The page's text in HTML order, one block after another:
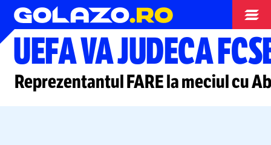
Europa League
UEFA VA JUDECA
Reprezentantul FARE la meciul cu